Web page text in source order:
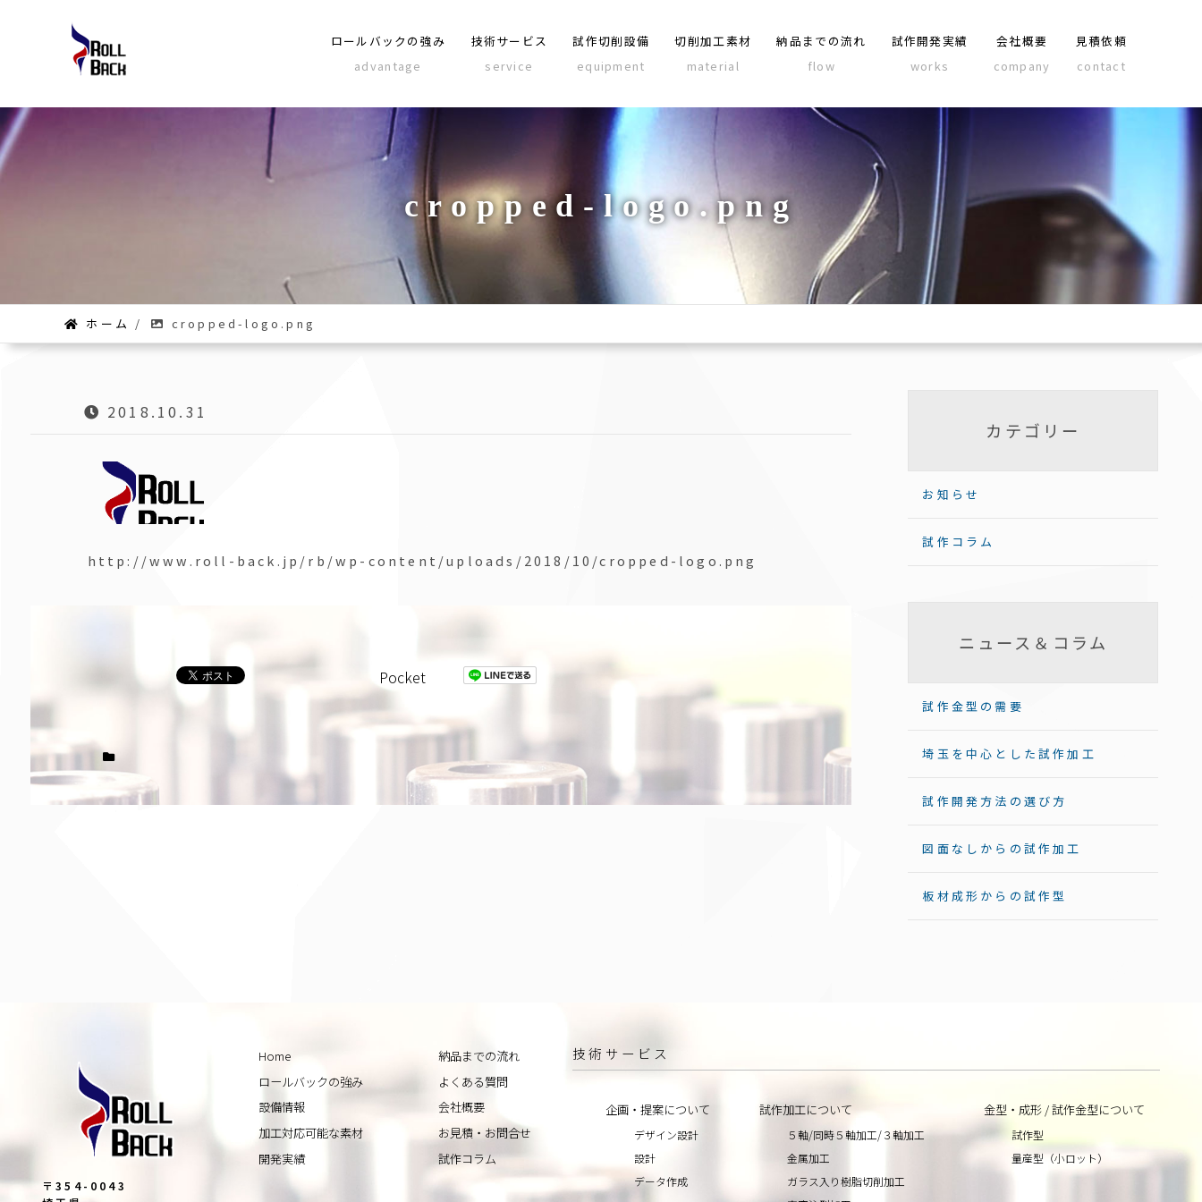
ロールバックの強み
advantage
技術サービス
service
試作切削設備
equipment
切削加工素材
material
納品までの流れ
flow
試作開発実績
works
会社概要
company
見積依頼
contact
cropped-logo.png
ホーム / cropped-logo.png
2018.10.31
http://www.roll-back.jp/rb/wp-content/uploads/2018/10/cropped-logo.png
Pocket
カテゴリー
お知らせ
試作コラム
ニュース＆コラム
試作金型の需要
埼玉を中心とした試作加工
試作開発方法の選び方
図面なしからの試作加工
板材成形からの試作型
〒354-0043
Home
ロールバックの強み
設備情報
加工対応可能な素材
開発実績
納品までの流れ
よくある質問
会社概要
お見積・お問合せ
試作コラム
技術サービス
企画・提案について
デザイン設計
設計
データ作成
試作加工について
５軸/同時５軸加工/３軸加工
金属加工
ガラス入り樹脂切削加工
金型・成形 / 試作金型について
試作型
量産型（小ロット）